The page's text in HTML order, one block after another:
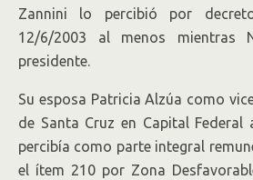
Zannini lo percibió por
12/6/2003 al menos mientras
presidente.
Su esposa Patricia Alzúa como
de Santa Cruz en Capital Federal
percibía como parte integral
el ítem 210 por Zona